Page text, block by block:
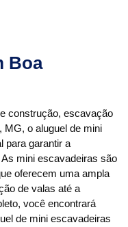
Boa
construção, escavação
MG, o aluguel de mini
para garantir a
mini escavadeiras são
oferecem uma ampla
de valas até a
você encontrará
de mini escavadeiras